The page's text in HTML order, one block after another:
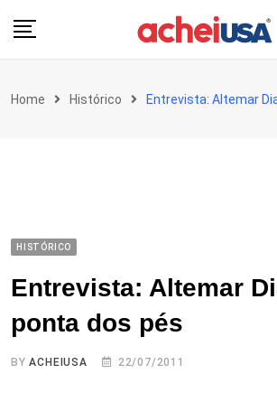
Home Histórico Entrevista: Altemar
HISTÓRICO
Entrevista: Altemar
ponta dos pés
BYACHEIUSA 22/07/2011